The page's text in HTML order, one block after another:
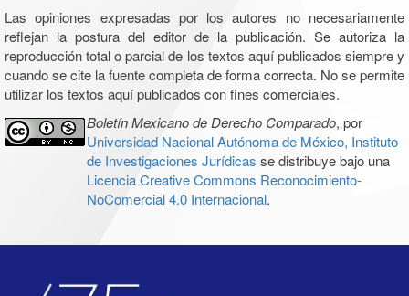
Las opiniones expresadas por los autores no necesariamente
reflejan la postura del editor de la publicación. Se autoriza la
reproducción total o parcial de los textos aquí publicados siempre y
cuando se cite la fuente completa de forma correcta. No se permite
utilizar los textos aquí publicados con fines comerciales.
Boletín Mexicano de Derecho Comparado, por
Universidad Nacional Autónoma de México, Instituto
de Investigaciones Jurídicas se distribuye bajo una
Licencia Creative Commons Reconocimiento-
NoComercial 4.0 Internacional.